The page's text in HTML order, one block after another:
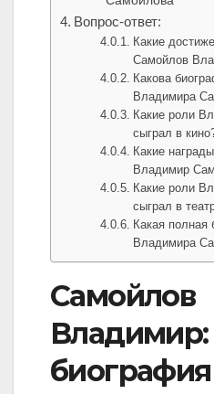
Вопрос-ответ:
Какие
Самойлов
Какова
Владимира
Какие роли
сыграл в
Какие
Владимир
Какие роли
сыграл в
Какая полная
Владимира
Самойлов
Владимир:
биография